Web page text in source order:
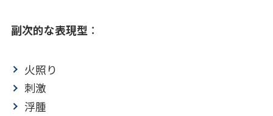
副次的な表現型：
火照り
刺激
浮腫